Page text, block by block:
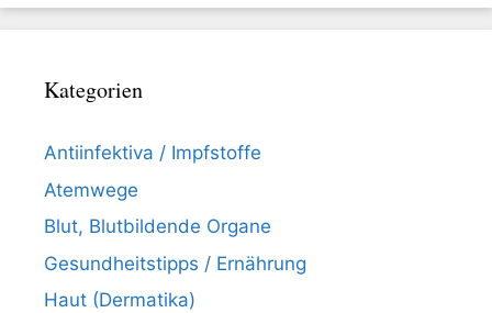
Kategorien
Antiinfektiva / Impfstoffe
Atemwege
Blut, Blutbildende Organe
Gesundheitstipps / Ernährung
Haut (Dermatika)